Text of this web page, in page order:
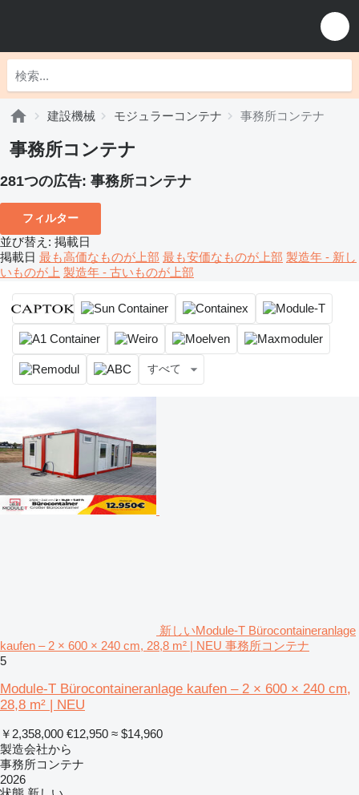
建設機械 モジュラーコンテナ 事務所コンテナ
事務所コンテナ
281つの広告: 事務所コンテナ
フィルター
並び替え : 掲載日
掲載日 最も高価なものが上部 最も安価なものが上部 製造年 - 新し
いものが上 製造年 - 古いものが上部
すべて
新しいModule-T Bürocontaineranlage
kaufen – 2 × 600 × 240 cm, 28,8 m² | NEU 事務所コンテナ
5
Module-T Bürocontaineranlage kaufen – 2 × 600 × 240 cm,
28,8 m² | NEU
￥2,358,000 €12,950 ≈ $14,960
製造会社から
事務所コンテナ
2026